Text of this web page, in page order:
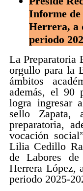
Informe
Herrera, a
periodo
La Preparatoria
orgullo para la
ámbitos
además, el 90
logra ingresar
sello Zapata,
preparatoria,
vocación
Lilia Cedillo
de Labores
Herrera López,
periodo 2025-